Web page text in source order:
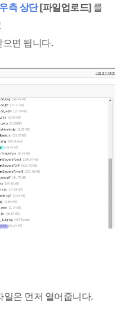
우측 상단[파일업로드] 를
으면 됩니다.
일은 먼저 열어줍니다.